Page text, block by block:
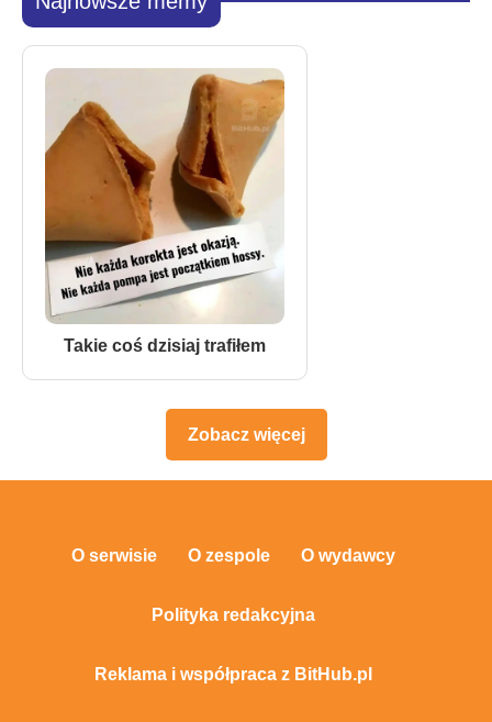
Takie coś dzisiaj trafiłem
Zobacz więcej
O serwisie O zespole O wydawcy
Polityka redakcyjna
Reklama i współpraca z BitHub.pl